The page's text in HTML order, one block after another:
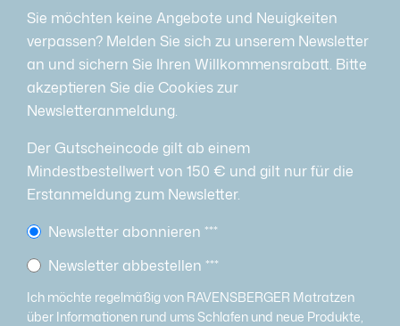
Sie möchten keine Angebote und Neuigkeiten
verpassen? Melden Sie sich zu unserem Newsletter
an und sichern Sie Ihren Willkommensrabatt. Bitte
akzeptieren Sie die Cookies zur
Newsletteranmeldung.
Der Gutscheincode gilt ab einem
Mindestbestellwert von 150 € und gilt nur für die
Erstanmeldung zum Newsletter.
Newsletter abonnieren ***
Newsletter abbestellen ***
Ich möchte regelmäßig von RAVENSBERGER Matratzen
über Informationen rund ums Schlafen und neue Produkte,